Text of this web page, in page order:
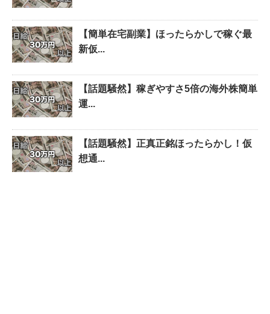
【簡単在宅副業】ほったらかしで稼ぐ最
新仮...
【話題騒然】稼ぎやすさ5倍の海外株簡単
運...
【話題騒然】正真正銘ほったらかし！仮
想通...